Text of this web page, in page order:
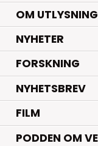
OM
NYHETER.
FORSKNING.
NYHETSBREV
FILM
PODDEN OM